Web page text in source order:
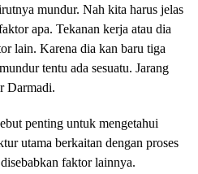
mundur. Nah kita harus jelas
apa. Tekanan kerja atau dia
lain. Karena dia kan baru tiga
tentu ada sesuatu. Jarang
Darmadi.
penting untuk mengetahui
utama berkaitan dengan proses
faktor lainnya.